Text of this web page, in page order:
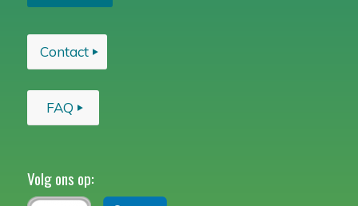
Contact
FAQ
Volg ons op: